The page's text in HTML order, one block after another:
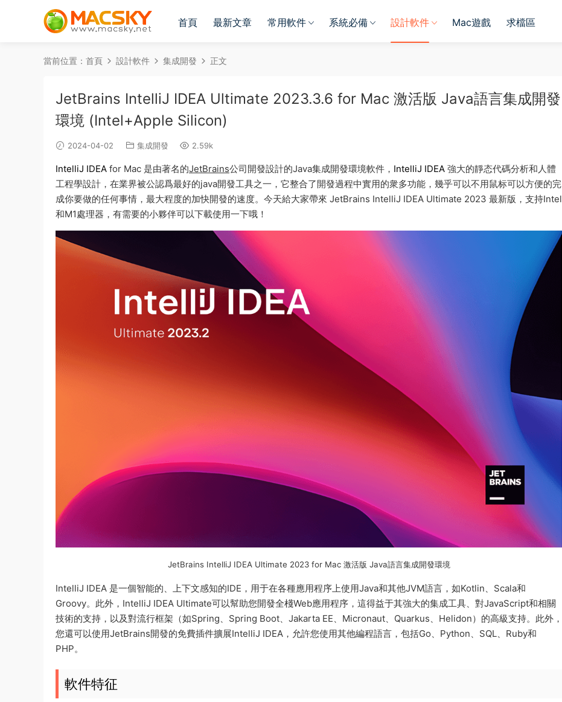
首頁 最新文章 常用軟件 系統必備 設計軟件 Mac遊戲 求檔區
當前位置： 首頁 設計軟件 集成開發 正文
JetBrains IntelliJ IDEA Ultimate 2023.3.6 for Mac 激活版 Java語言集成開發
環境 (Intel+Apple Silicon)
2024-04-02 集成開發 2.59k
IntelliJ IDEA for Mac 是由著名的JetBrains公司開發設計的Java集成開發環境軟件， IntelliJ IDEA 強大的靜态代碼分析和人體
工程學設計，在業界被公認爲最好的java開發工具之一，它整合了開發過程中實用的衆多功能，幾乎可以不用鼠标可以方便的完
成你要做的任何事情，最大程度的加快開發的速度。今天給大家帶來 JetBrains IntelliJ IDEA Ultimate 2023 最新版，支持Intel
和M1處理器，有需要的小夥伴可以下載使用一下哦！
JetBrains IntelliJ IDEA Ultimate 2023 for Mac 激活版 Java語言集成開發環境
IntelliJ IDEA 是一個智能的、上下文感知的IDE，用于在各種應用程序上使用Java和其他JVM語言，如Kotlin、Scala和
Groovy。此外，IntelliJ IDEA Ultimate可以幫助您開發全棧Web應用程序，這得益于其強大的集成工具、對JavaScript和相關
技術的支持，以及對流行框架（如Spring、Spring Boot、Jakarta EE、Micronaut、Quarkus、Helidon）的高級支持。此外，
您還可以使用JetBrains開發的免費插件擴展IntelliJ IDEA，允許您使用其他編程語言，包括Go、Python、SQL、Ruby和
PHP。
軟件特征